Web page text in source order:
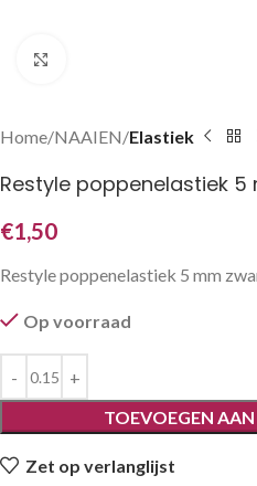
Home NAAIEN Elastiek
Restyle poppenelastiek 5
€1,50
Restyle poppenelastiek 5 mm
Op voorraad
TOEVOEGEN
Zet op verlanglijst